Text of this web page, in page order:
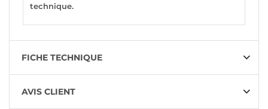
technique.
FICHE TECHNIQUE
AVIS CLIENT